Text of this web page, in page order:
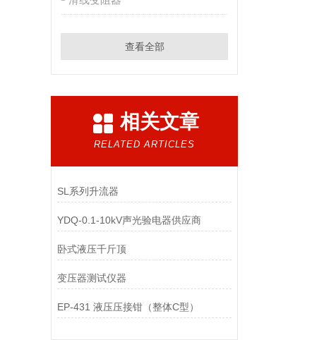
查看全部
相关文章
RELATED ARTICLES
SL系列升流器
YDQ-0.1-10kV声光验电器供应商
卧式液压千斤顶
变压器测试仪器
EP-431 液压压接钳（整体C型）